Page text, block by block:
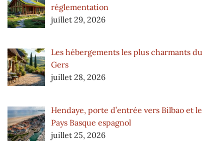
réglementation
juillet 29, 2026
Les hébergements les plus charmants du
Gers
juillet 28, 2026
Hendaye, porte d’entrée vers Bilbao et le
Pays Basque espagnol
juillet 25, 2026